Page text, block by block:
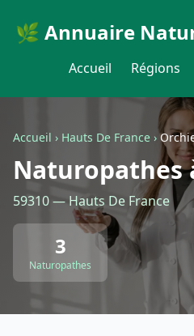
🌿 Annuaire
Accueil Régions
Accueil › Hauts De France ›
Naturopathes
59310 — Hauts De France
3
Naturopathes